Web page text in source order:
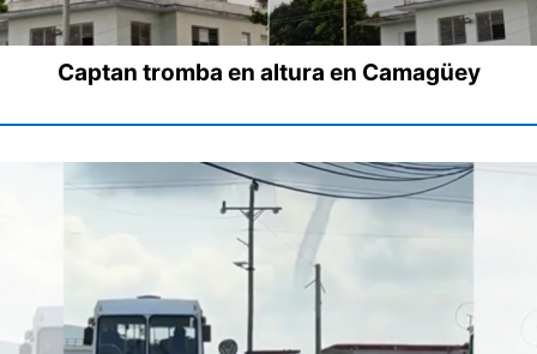
Captan tromba en altura en Camagüey